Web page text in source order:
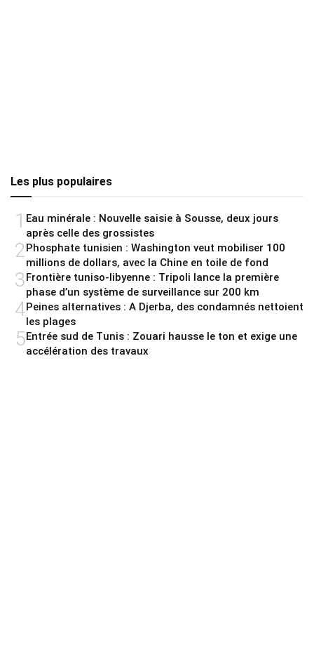
Les plus populaires
1 Eau minérale : Nouvelle saisie à Sousse, deux jours
après celle des grossistes
2 Phosphate tunisien : Washington veut mobiliser 100
millions de dollars, avec la Chine en toile de fond
3Frontière tuniso-libyenne : Tripoli lance la première
phase d’un système de surveillance sur 200 km
4Peines alternatives : A Djerba, des condamnés nettoient
les plages
5Entrée sud de Tunis : Zouari hausse le ton et exige une
accélération des travaux